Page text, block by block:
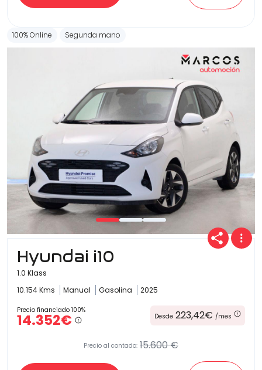
100% Online Segunda mano
Hyundai i10
1.0 Klass
10.154 Kms
Manual Gasolina 2025
Precio financiado 100%
14.352€ Desde 223,42€ /mes
Precio al contado: 15.600 €